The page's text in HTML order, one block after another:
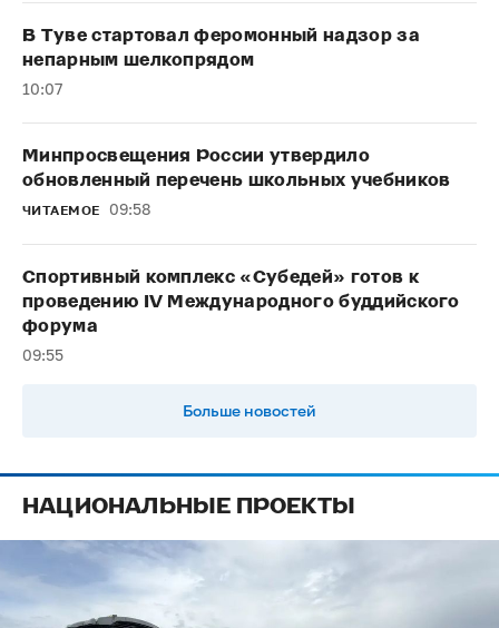
В Туве стартовал феромонный надзор за
непарным шелкопрядом
10:07
Минпросвещения России утвердило
обновленный перечень школьных учебников
ЧИТАЕМОЕ 09:58
Спортивный комплекс «Субедей» готов к
проведению IV Международного буддийского
форума
09:55
Больше новостей
НАЦИОНАЛЬНЫЕ ПРОЕКТЫ